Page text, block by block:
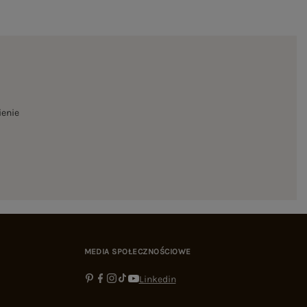
MEDIA SPOŁECZNOŚCIOWE
Linkedin